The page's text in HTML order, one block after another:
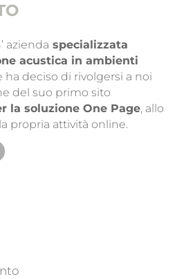
azienda specializzata
acustica in ambienti
ha deciso di rivolgersi a noi
del suo primo sito
la soluzione One Page, allo
propria attività online.